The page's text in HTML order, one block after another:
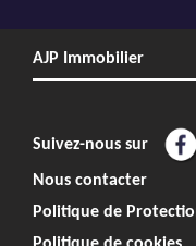
AJP Immobilier
Suivez-nous sur
Nous contacter
Politique de